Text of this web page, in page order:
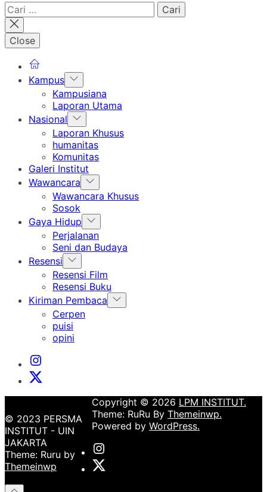
Cari
untuk:
Close
Kampus Show
sub
menu
Kampusiana
Laporan Utama
Nasional Show
sub
menu
Laporan Khusus
humanitas
Komunitas
Galeri Institut
Wawancara Show
sub
Wawancara Khusus
Sosok
Gaya Hidup Show
sub
menu
Perjalanan
Seni dan Budaya
Resensi Show
sub
menu
Resensi Film
Resensi Buku
Kiriman Pembaca Show
sub
Cerpen
puisi
opini
Instagram
Institut
X
Institut
© 2023 PERSMA
INSTITUT - UIN
JAKARTA
Theme: Ruru by
Themeinwp
Copyright © 2026 LPM INSTITUT.
Theme: RuRu By Themeinwp.
Powered by WordPress.
Instagram
Institut
X
Institut